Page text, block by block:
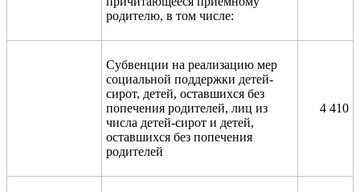
родителю, в том числе:
Субвенции на реализацию мер
социальной поддержки детей-
сирот, детей, оставшихся без
попечения родителей, лиц из
числа детей-сирот и детей,
оставшихся без попечения
родителей
4 410